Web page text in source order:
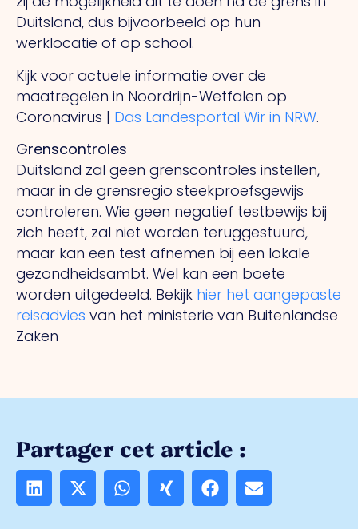
Duitsland, dus bijvoorbeeld op hun
werklocatie of op school.
Kijk voor actuele informatie over de
maatregelen in Noordrijn-Wetfalen op
Coronavirus | Das Landesportal Wir in NRW.
Grenscontroles
Duitsland zal geen grenscontroles instellen,
maar in de grensregio steekproefsgewijs
controleren. Wie geen negatief testbewijs bij
zich heeft, zal niet worden teruggestuurd,
maar kan een test afnemen bij een lokale
gezondheidsambt. Wel kan een boete
worden uitgedeeld. Bekijk hier het aangepaste
reisadvies van het ministerie van Buitenlandse
Zaken
Partager cet article :